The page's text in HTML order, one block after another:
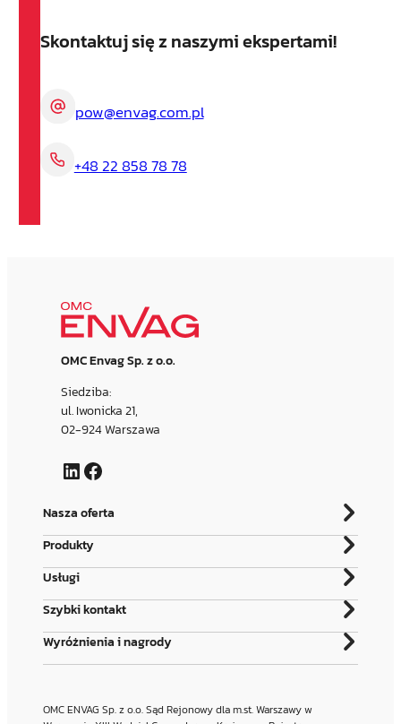
Skontaktuj się z naszymi ekspertami!
pow@envag.com.pl
+48 22 858 78 78
OMC Envag Sp. z o.o.
Siedziba:
ul. Iwonicka 21,
02-924 Warszawa
LinkedIn
Facebook
Nasza oferta
Produkty
Usługi
Szybki kontakt
Wyróżnienia i nagrody
OMC ENVAG Sp. z o.o. Sąd Rejonowy dla m.st. Warszawy w